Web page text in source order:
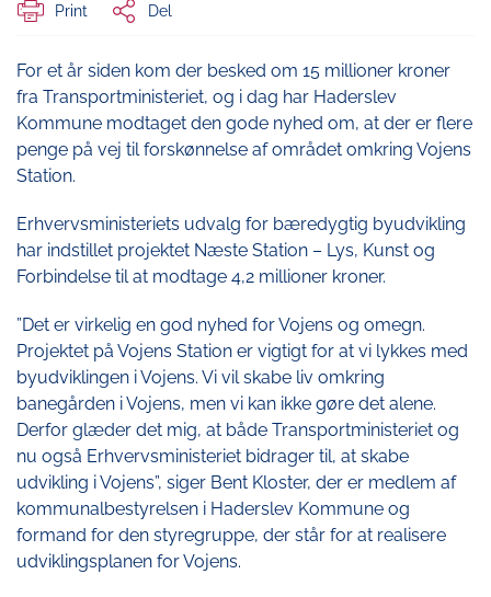
Print Del
For et år siden kom der besked om 15 millioner kroner
fra Transportministeriet, og i dag har Haderslev
Kommune modtaget den gode nyhed om, at der er flere
penge på vej til forskønnelse af området omkring Vojens
Station.
Erhvervsministeriets udvalg for bæredygtig byudvikling
har indstillet projektet Næste Station – Lys, Kunst og
Forbindelse til at modtage 4,2 millioner kroner.
”Det er virkelig en god nyhed for Vojens og omegn.
Projektet på Vojens Station er vigtigt for at vi lykkes med
byudviklingen i Vojens. Vi vil skabe liv omkring
banegården i Vojens, men vi kan ikke gøre det alene.
Derfor glæder det mig, at både Transportministeriet og
nu også Erhvervsministeriet bidrager til, at skabe
udvikling i Vojens”, siger Bent Kloster, der er medlem af
kommunalbestyrelsen i Haderslev Kommune og
formand for den styregruppe, der står for at realisere
udviklingsplanen for Vojens.